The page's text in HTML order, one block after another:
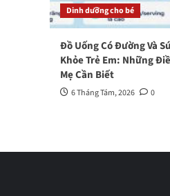
Dinh dưỡng cho bé
Đồ Uống Có Đường Và
Khỏe Trẻ Em: Những
Mẹ Cần Biết
6 Tháng Tám, 2026 0